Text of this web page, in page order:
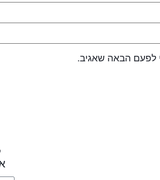
לפעם הבאה שאגיב.